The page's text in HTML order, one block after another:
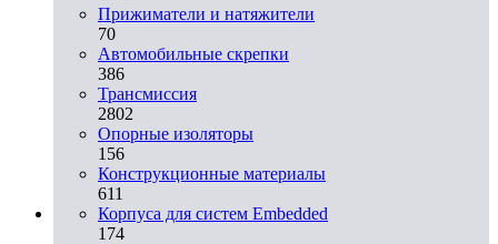
Прижиматели и натяжители
70
Автомобильные скрепки
386
Трансмиссия
2802
Опорные изоляторы
156
Конструкционные материалы
611
Корпуса для систем Embedded
174